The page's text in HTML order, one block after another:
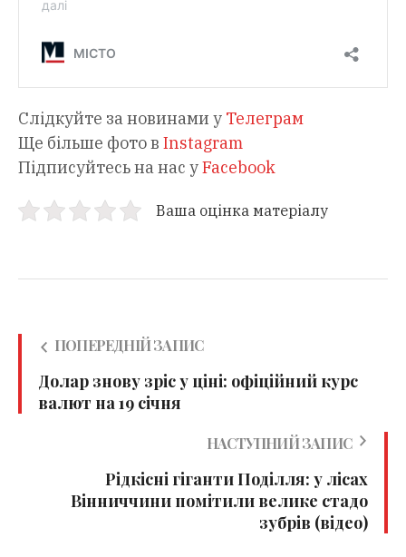
Слідкуйте за новинами у Телеграм
Ще більше фото в Instagram
Підписуйтесь на нас уFacebook
Ваша оцінка матеріалу
ПОПЕРЕДНІЙ ЗАПИС
Долар знову зріс у ціні: офіційний курс
валют на 19 січня
НАСТУПНИЙ ЗАПИС
Рідкісні гіганти Поділля: у лісах
Вінниччини помітили велике стадо
зубрів (відео)